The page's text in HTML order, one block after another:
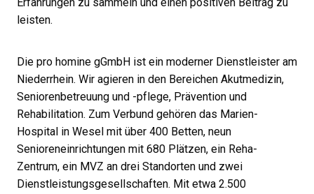
leisten.
Die pro homine gGmbH ist ein moderner Dienstleister am
Niederrhein. Wir agieren in den Bereichen Akutmedizin,
Seniorenbetreuung und -pflege, Prävention und
Rehabilitation. Zum Verbund gehören das Marien-
Hospital in Wesel mit über 400 Betten, neun
Senioreneinrichtungen mit 680 Plätzen, ein Reha-
Zentrum, ein MVZ an drei Standorten und zwei
Dienstleistungsgesellschaften. Mit etwa 2.500